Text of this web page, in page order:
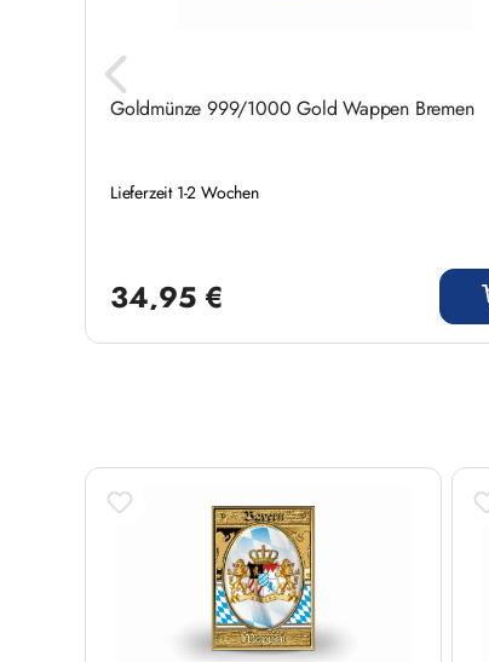
Goldmünze 999/1000 Gold Wappen Bremen
Lieferzeit 1-2 Wochen
34,95 €
Produktgalerie überspringen